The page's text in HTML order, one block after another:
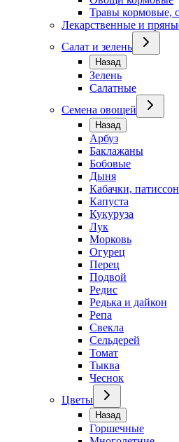
Травы кормовые,
Лекарственные и
Салат и зелень
Назад
Зелень
Салатные
Семена овощей
Назад
Арбуз
Баклажаны
Бобовые
Дыня
Кабачки,
Капуста
Кукуруза
Лук
Морковь
Огурец
Перец
Подвой
Редис
Редька и дайкон
Репа
Свекла
Сельдерей
Томат
Тыква
Чеснок
Цветы
Назад
Горшечные